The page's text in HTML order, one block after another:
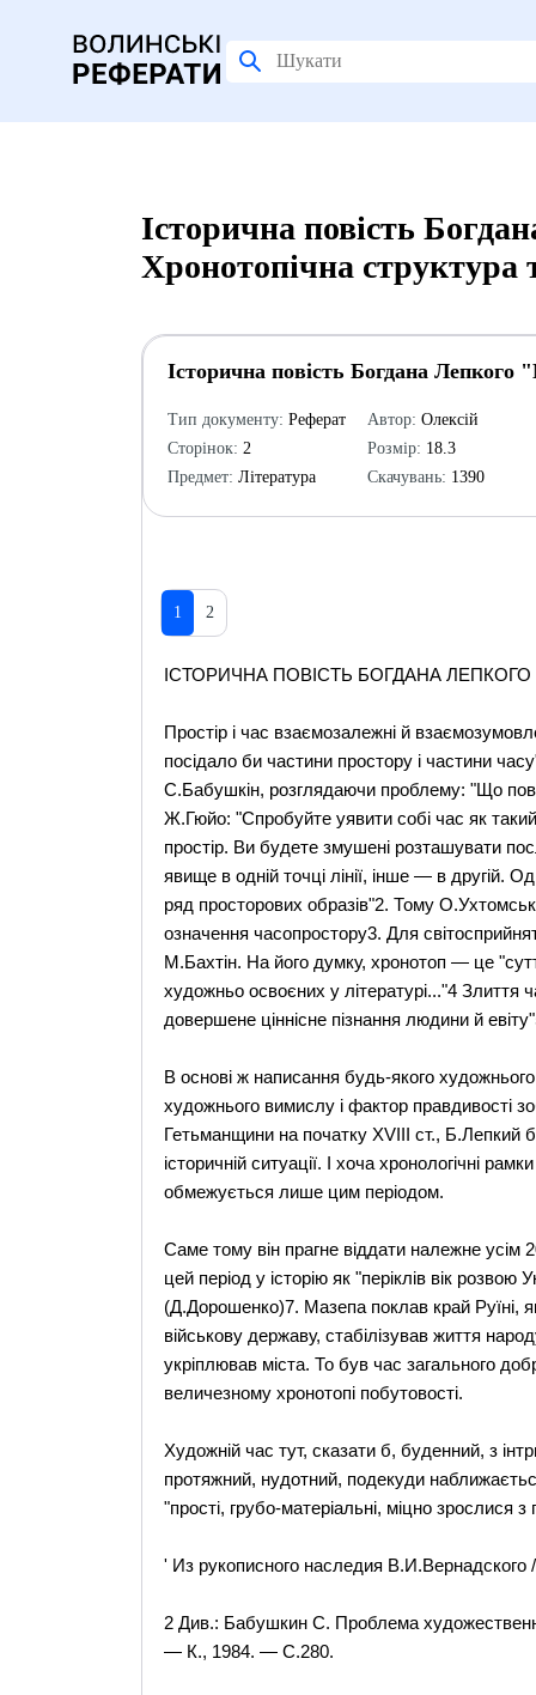
Історична повість
Хронотопічна структура
Історична повість Богдана
Тип документу: Реферат
Сторінок: 2
Предмет: Література
Автор: Олексій
Розмір: 18.3
Скачувань: 1390
1 2
ІСТОРИЧНА ПОВІСТЬ БОГДАНА
Простір і час взаємозалежні й
посідало би частини простору і частини
С.Бабушкін, розглядаючи проблему: "Що
Ж.Гюйо: "Спробуйте уявити собі час як
простір. Ви будете змушені розташувати
явище в одній точці лінії, інше — в другій.
ряд просторових образів"2. Тому
означення часопростору3. Для
М.Бахтін. На його думку, хронотоп — це
художньо освоєних у літературі..."4 Злиття
довершене ціннісне пізнання людини й
В основі ж написання будь-якого
художнього вимислу і фактор правдивості
Гетьманщини на початку XVIII ст., Б.Лепкий
історичній ситуації. І хоча хронологічні
обмежується лише цим періодом.
Саме тому він прагне віддати належне
цей період у історію як "періклів вік
(Д.Дорошенко)7. Мазепа поклав край Руїні,
військову державу, стабілізував життя
укріплював міста. То був час загального
величезному хронотопі побутовості.
Художній час тут, сказати б, буденний, з
протяжний, нудотний, подекуди
"прості, грубо-матеріальні, міцно зрослися
' Из рукописного наследия
2 Див.: Бабушкин С. Проблема
— К., 1984. — С.280.